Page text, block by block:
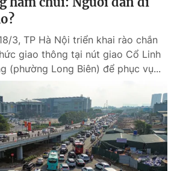
3, TP Hà Nội triển khai rào chắn
giao thông tại nút giao Cổ Linh
(phường Long Biên) để phục vụ...